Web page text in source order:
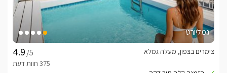
גמליורט
/5
צימרים בצפון, מעלה גמלא